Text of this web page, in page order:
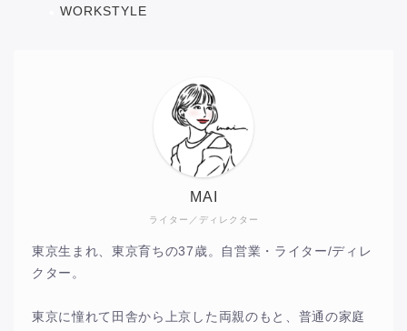
WORKSTYLE
ライター／ディレクター
MAI
東京生まれ、東京育ちの37歳。自営業・ライター/ディレ
クター。
東京に憧れて田舎から上京した両親のもと、普通の家庭